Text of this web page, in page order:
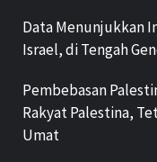
Data Menunjukkan
Israel, di Tengah
Pembebasan
Rakyat Palestina,
Umat